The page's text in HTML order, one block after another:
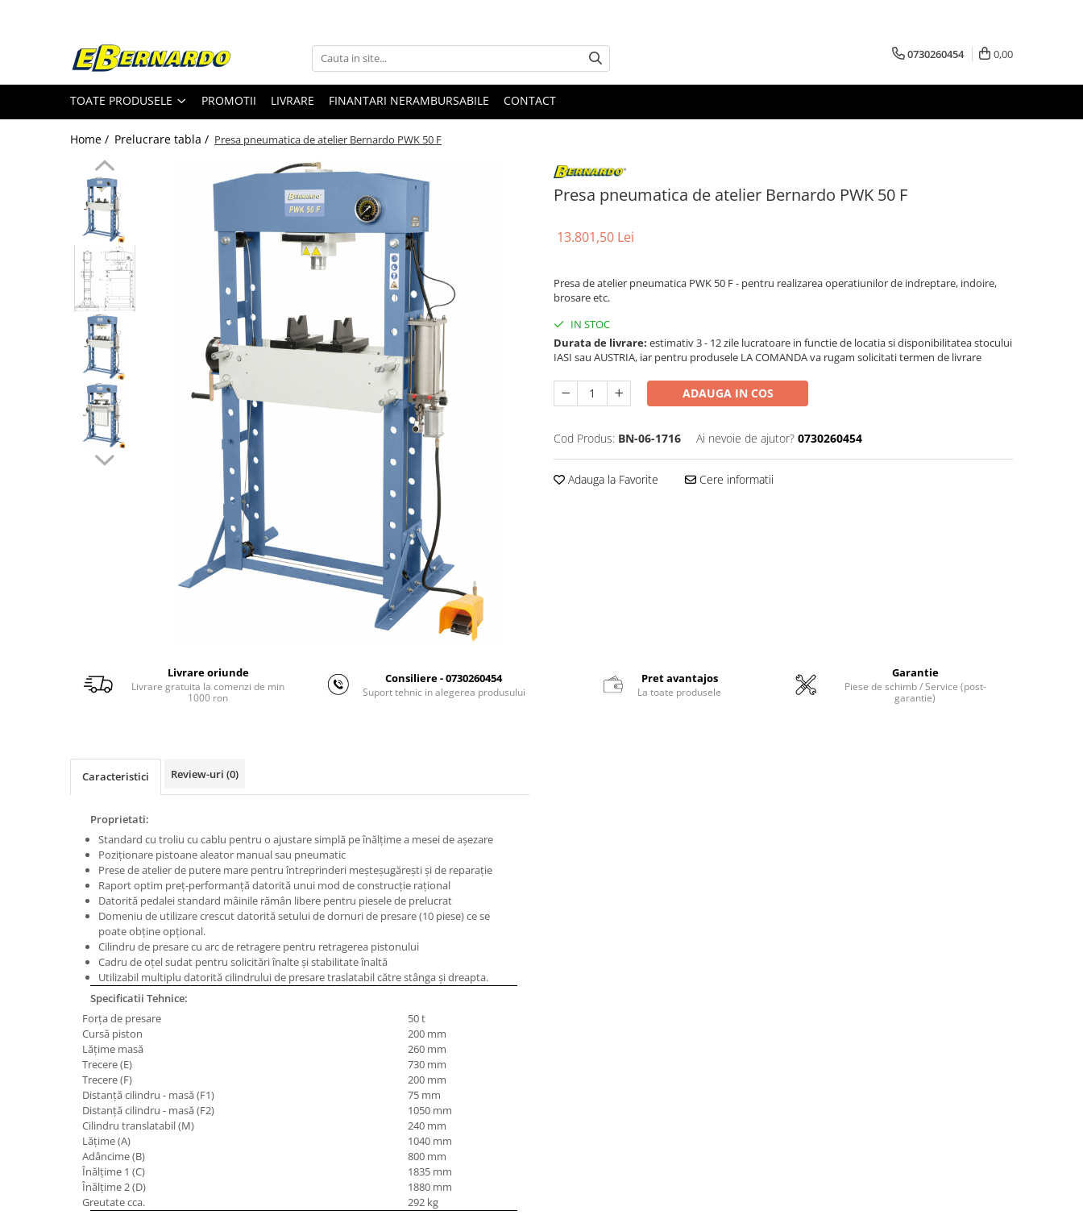
Toate Produsele
Prelucrare metal
Fierastraie pentru metal
Ferastraie mobile pentru metal
Ferastraie orizontale pentru metal
Ferastraie circulare pentru metal
Dispozitive de sudare pentru panze
Ferastraie automate cu banda si
doua coloane
Ferastraie metal cu banda si taiere
dubla semiautomate
Ferastraie prelucrare metal cu
banda si taiere dubla
Ferastraie verticale
Strunguri pentru metal
Strunguri CNC
Strunguri cu cutie de viteze
Strunguri cu surub de ghidare
Masini de gaurit cu angrenaj, masa
Masini de gaurit cu coloana si
curea de distributie
Masini de gaurit cu stand si
Masini de gaurit radiale
Masini de gaurit si frezat
Masini de gaurit cu freza
Masini de frezat universale
Centre de prelucrare verticale CNC
Masini de frezat cu batiu
Masini de frezat multifunctionale
Masini de frezat universale SERVO
Masini de frezat verticale
Masini de slefuit metal
Masini de ascutit burghie
Masini de lustruit
Masini de polizat bavuri cu perii
Masini de rectificat plan
Masini de rectificat plan
Masini de rectificat rotund
Masini de satinat
0730260454 0,00
TOATE PRODUSELE PROMOTII LIVRARE FINANTARI NERAMBURSABILE CONTACT
Home / Prelucrare tabla / Presa pneumatica de atelier Bernardo PWK 50 F
Presa pneumatica de atelier Bernardo PWK 50 F
13.801,50 Lei
Presa de atelier pneumatica PWK 50 F - pentru realizarea operatiunilor de indreptare, indoire,
brosare etc.
IN STOC
Durata de livrare: estimativ 3 - 12 zile lucratoare in functie de locatia si disponibilitatea stocului
IASI sau AUSTRIA, iar pentru produsele LA COMANDA va rugam solicitati termen de livrare
ADAUGA IN COS
Cod Produs: BN-06-1716 Ai nevoie de ajutor? 0730260454
Adauga la Favorite Cere informatii
Livrare oriunde
Livrare gratuita la comenzi de min
1000 ron
Consiliere - 0730260454
Suport tehnic in alegerea produsului
Pret avantajos
La toate produsele
Garantie
Piese de schimb / Service (post-
garantie)
Caracteristici Review-uri (0)
Proprietati:
Standard cu troliu cu cablu pentru o ajustare simplă pe înălţime a mesei de aşezare
Poziţionare pistoane aleator manual sau pneumatic
Prese de atelier de putere mare pentru întreprinderi meşteşugăreşti şi de reparaţie
Raport optim preţ-performanţă datorită unui mod de construcţie raţional
Datorită pedalei standard mâinile rămân libere pentru piesele de prelucrat
Domeniu de utilizare crescut datorită setului de dornuri de presare (10 piese) ce se
poate obţine opţional.
Cilindru de presare cu arc de retragere pentru retragerea pistonului
Cadru de oţel sudat pentru solicitări înalte şi stabilitate înaltă
Utilizabil multiplu datorită cilindrului de presare traslatabil către stânga şi dreapta.
Specificatii Tehnice:
Forţa de presare
50 t
Cursă piston
200 mm
Lăţime masă
260 mm
Trecere (E)
730 mm
Trecere (F)
200 mm
Distanţă cilindru - masă (F1)
75 mm
Distanţă cilindru - masă (F2)
1050 mm
Cilindru translatabil (M)
240 mm
Lăţime (A)
1040 mm
Adâncime (B)
800 mm
Înălţime 1 (C)
1835 mm
Înălţime 2 (D)
1880 mm
Greutate cca.
292 kg